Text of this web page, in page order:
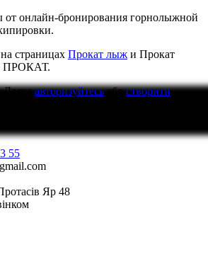
от онлайн-бронирования горнолыжной
страницах Прокат лыж и Прокат
ПРОКАТ.
Ласкаавторизуйтесьабостворити
55
Яр 48